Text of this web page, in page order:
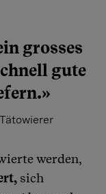
grosses
gute
werden,
sich